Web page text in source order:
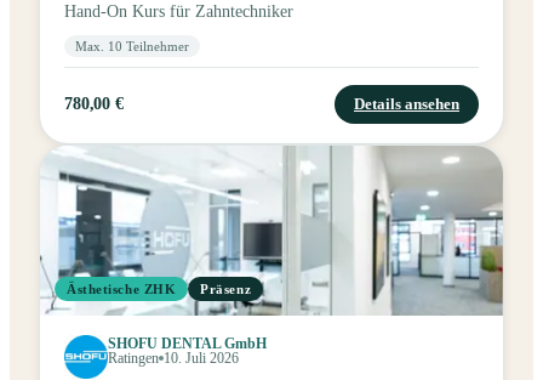
Hand-On Kurs für Zahntechniker
Max. 10 Teilnehmer
780,00 € Details ansehen
Ästhetische ZHK Präsenz
SHOFU DENTAL GmbH
Ratingen 10. Juli 2026